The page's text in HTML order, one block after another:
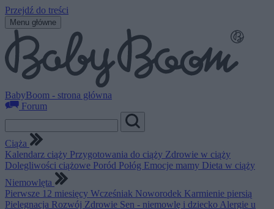
Przejdź do treści
Menu główne
BabyBoom - strona główna
Forum
Ciąża
Kalendarz ciąży Przygotowania do ciąży Zdrowie w ciąży
Dolegliwości ciążowe Poród Połóg Emocje mamy Dieta w ciąży
Niemowlęta
Pierwsze 12 miesięcy Wcześniak Noworodek Karmienie piersią
Pielęgnacja Rozwój Zdrowie Sen - niemowlę i dziecko Alergie u